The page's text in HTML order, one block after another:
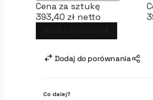
Cena za sztukę
393,40 zł netto
Dodaj do porównania
Co dalej?